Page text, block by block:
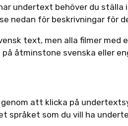
undertext behöver du
nedan för beskrivningar för
text, men alla filmer
åtminstone svenska eller
att klicka på
språket som du vill ha